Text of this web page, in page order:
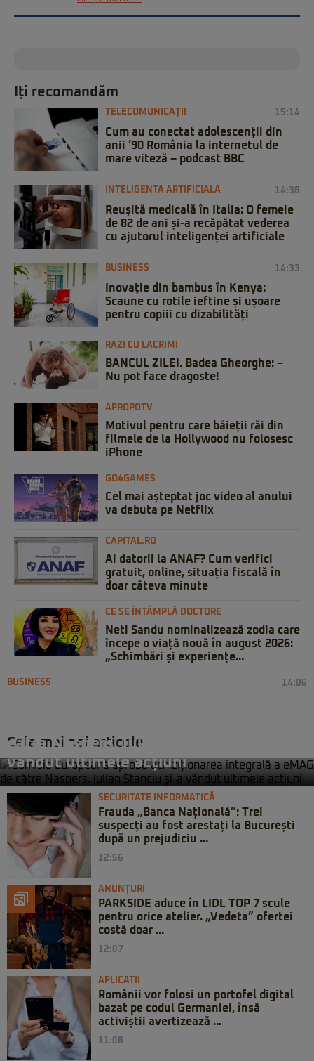
Iți recomandăm
TELECOMUNICAȚII 15:14
Cum au conectat adolescenții din
anii ’90 România la internetul de
mare viteză – podcast BBC
INTELIGENTA ARTIFICIALA 14:38
Reușită medicală în Italia: O femeie
de 82 de ani și-a recăpătat vederea
cu ajutorul inteligenței artificiale
BUSINESS 14:33
Inovație din bambus în Kenya:
Scaune cu rotile ieftine și ușoare
pentru copiii cu dizabilități
RAZI CU LACRIMI
BANCUL ZILEI. Badea Gheorghe: –
Nu pot face dragoste!
APROPOTV
Motivul pentru care băieții răi din
filmele de la Hollywood nu folosesc
iPhone
GO4GAMES
Cel mai așteptat joc video al anului
va debuta pe Netflix
CAPITAL.RO
Ai datorii la ANAF? Cum verifici
gratuit, online, situația fiscală în
doar câteva minute
CE SE ÎNTÂMPLĂ DOCTORE
Neti Sandu nominalizează zodia care
începe o viață nouă în august 2026:
„Schimbări și experiențe...
Cele mai noi articole
BUSINESS 14:06
către Naspers. Iulian Stanciu și-a
vândut ultimele acțiuni
SECURITATE INFORMATICĂ
Frauda „Banca Națională”: Trei
suspecți au fost arestați la București
după un prejudiciu ...
12:56
ANUNȚURI
PARKSIDE aduce în LIDL TOP 7 scule
pentru orice atelier. „Vedeta” ofertei
costă doar ...
12:07
APLICATII
Românii vor folosi un portofel digital
bazat pe codul Germaniei, însă
activiștii avertizează ...
11:08